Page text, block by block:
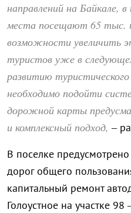
направлений на Байкале,
места посещают 65 тыс.
возможности увеличить
туристов уже в
развитию туристического
необходимо подойти
дорожной карты
и комплексный подход, –
В поселке
дорог общего
капитальный ремонт
Голоустное на участке 98